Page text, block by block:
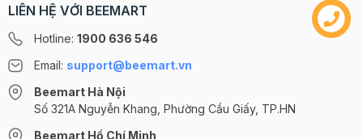
LIÊN HỆ VỚI BEEMART
Hotline: 1900 636 546
Email: support@beemart.vn
Beemart Hà Nội
Số 321A Nguyễn Khang, Phường Cầu Giấy, TP.HN
Beemart Hồ Chí Minh